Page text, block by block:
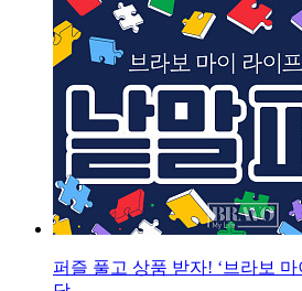
퍼즐 풀고 상품 받자! ‘브라보